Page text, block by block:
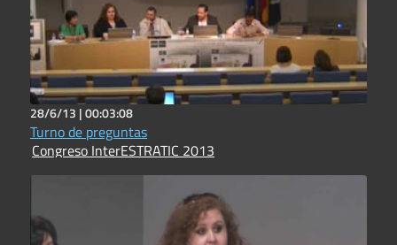
28/6/13 |00:03:08
Turno de preguntas
Congreso InterESTRATIC 2013